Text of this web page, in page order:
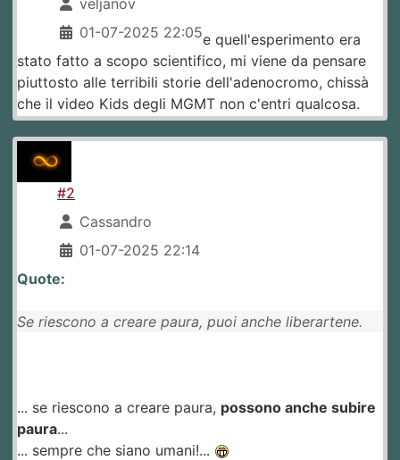
01-07-2025 22:05e quell'esperimento era
stato fatto a scopo scientifico, mi viene da pensare
piuttosto alle terribili storie dell'adenocromo, chissà
che il video Kids degli MGMT non c'entri qualcosa.
#2
Cassandro
01-07-2025 22:14
Quote:
Se riescono a creare paura, puoi anche liberartene.
... se riescono a creare paura, possono anche subire
paura...
... sempre che siano umani!...